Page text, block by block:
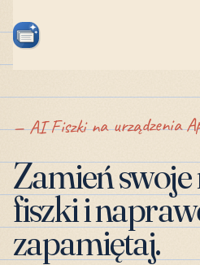
AI Fiszki na urządzenia
Zamień
fiszki i
zapamiętaj.